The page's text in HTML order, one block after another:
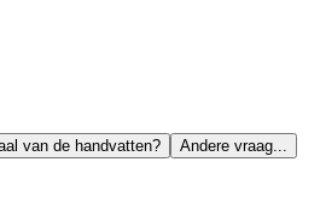
van de handvatten? Andere vraag...